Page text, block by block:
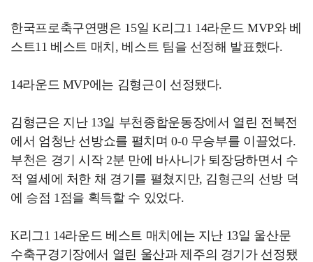
한국프로축구연맹은 15일 K리그1 14라운드 MVP와 베
스트11 베스트 매치, 베스트 팀을 선정해 발표했다.
14라운드 MVP에는 김형근이 선정됐다.
김형근은 지난 13일 부천종합운동장에서 열린 전북전
에서 엄청난 선방쇼를 펼치며 0-0 무승부를 이끌었다.
부천은 경기 시작 2분 만에 바사니가 퇴장당하면서 수
적 열세에 처한 채 경기를 펼쳤지만, 김형근의 선방 덕
에 승점 1점을 획득할 수 있었다.
K리그1 14라운드 베스트 매치에는 지난 13일 울산문
수축구경기장에서 열린 울산과 제주의 경기가 선정됐